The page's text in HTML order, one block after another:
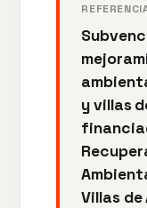
y villas
Villas